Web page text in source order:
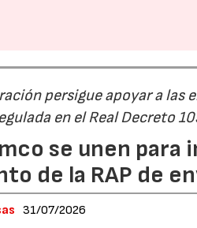
persigue apoyar a las
en el Real Decreto
se unen para
de la RAP de
31/07/2026